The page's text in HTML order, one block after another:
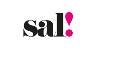
contenido